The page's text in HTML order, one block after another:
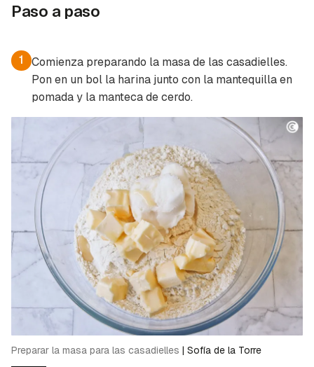
Paso a paso
1
Comienza preparando la masa de las casadielles.
Pon en un bol la harina junto con la mantequilla en
pomada y la manteca de cerdo.
Preparar la masa para las casadielles | Sofía de la Torre